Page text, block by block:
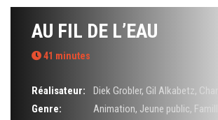
AU FIL DE L’EAU
41 minutes
Réalisateur: Diek Grobler, Gil Alkabetz,
Genre:
Animation, Jeune public, Famille